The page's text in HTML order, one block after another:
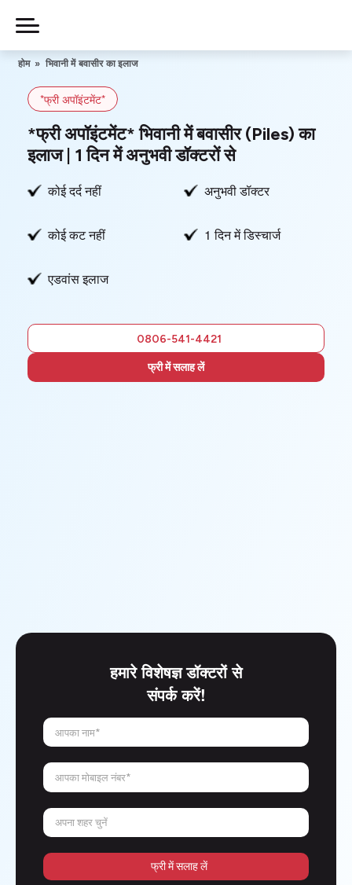
content
Piles
हमारे बारे में
हमसे संपर्क करें
फ्री में सलाह
लें
होम » भिवानी में बवासीर का इलाज
*फ्री अपॉइंटमेंट*
*फ्री अपॉइंटमेंट* भिवानी में बवासीर (Piles) का
इलाज | 1 दिन में अनुभवी डॉक्टरों से
कोई दर्द नहीं अनुभवी डॉक्टर
कोई कट नहीं 1 दिन में डिस्चार्ज
एडवांस इलाज
0806-541-4421
फ्री में सलाह लें
हमारे विशेषज्ञ डॉक्टरों से
संपर्क करें!
आपका नाम*
आपका मोबाइल नंबर*
अपना शहर चुनें
फ्री में सलाह लें